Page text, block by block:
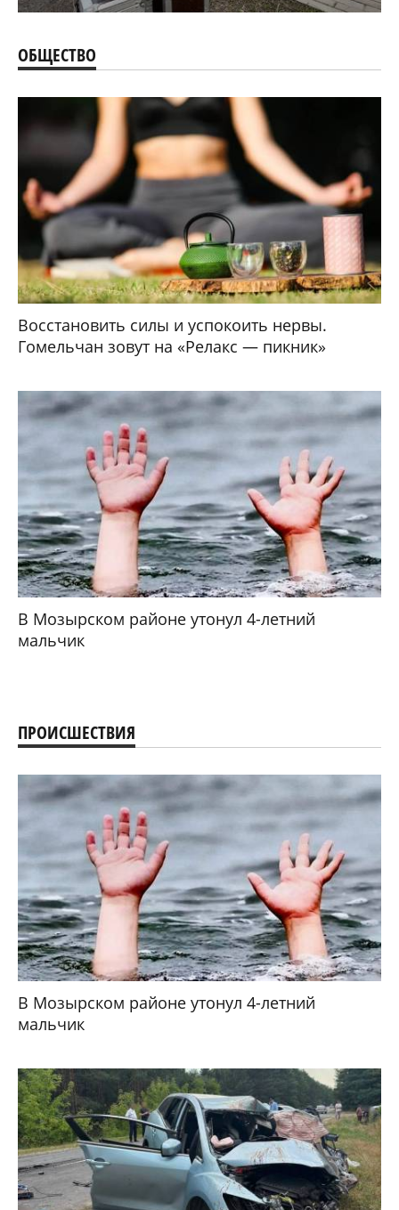
ОБЩЕСТВО
Восстановить силы и успокоить нервы.
Гомельчан зовут на «Релакс — пикник»
В Мозырском районе утонул 4-летний
мальчик
ПРОИСШЕСТВИЯ
В Мозырском районе утонул 4-летний
мальчик